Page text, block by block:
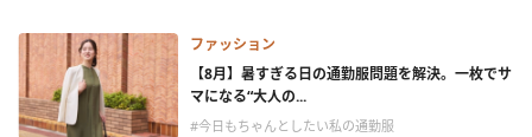
ファッション
【8月】暑すぎる日の通勤服問題を解決。一枚でサ
マになる“大人の...
#今日もちゃんとしたい私の通勤服